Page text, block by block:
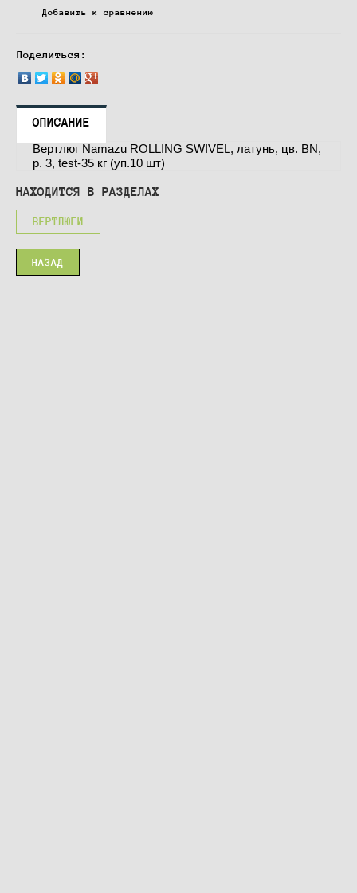
Добавить к сравнению
Поделиться:
ОПИСАНИЕ
Вертлюг Namazu ROLLING SWIVEL, латунь, цв. BN,
р. 3, test-35 кг (уп.10 шт)
НАХОДИТСЯ В РАЗДЕЛАХ
ВЕРТЛЮГИ
НАЗАД